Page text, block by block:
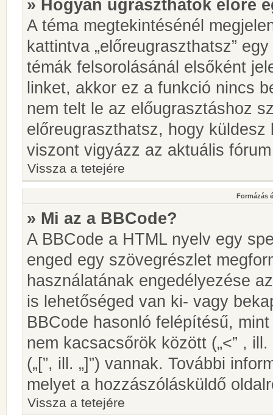
» Hogyan ugraszthatok előre
A téma megtekintésénél
kattintva „előreugraszthatsz”
témák felsorolásánál elsőként
linket, akkor ez a funkció nincs
nem telt le az előugrasztáshoz
előreugraszthatsz, hogy
viszont vigyázz az aktuális
Vissza a tetejére
Formázás
» Mi az a BBCode?
A BBCode a HTML nyelv egy
enged egy szövegrészlet
használatának engedélyezése
is lehetőséged van ki- vagy
BBCode hasonló felépítésű,
nem kacsacsőrök között („<” ,
(„[”, ill. „]”) vannak. További
melyet a hozzászólásküldő
Vissza a tetejére